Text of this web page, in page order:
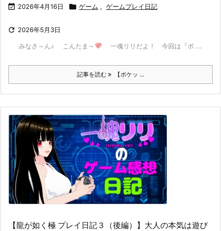
 2026年4月16日  ゲーム , ゲームプレイ日記
 2026年5月3日
みなさ～ん♪ こんたま～ 一魂リリだよ！ 今回は『ポ ...
記事を読む 【ポケッ ...
【龍が如く極 プレイ日記３（後編）】大人の本気は遊び